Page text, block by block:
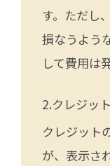
す。ただし
損なうよう
して費用は
クレジッ
クレジット
が、表示さ